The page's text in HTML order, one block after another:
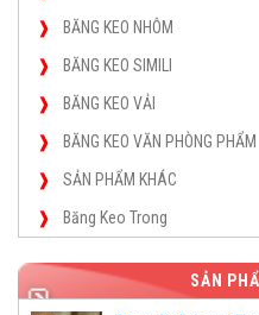
BĂNG KEO NHÔM
BĂNG KEO SIMILI
BĂNG KEO VẢI
BĂNG KEO VĂN PHÒNG PHẨM
SẢN PHẨM KHÁC
Băng Keo Trong
SẢN